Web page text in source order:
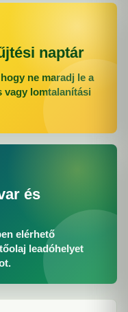
naptár
ne maradj le a
vagy lomtalanítási
és
elérhető
leadóhelyet